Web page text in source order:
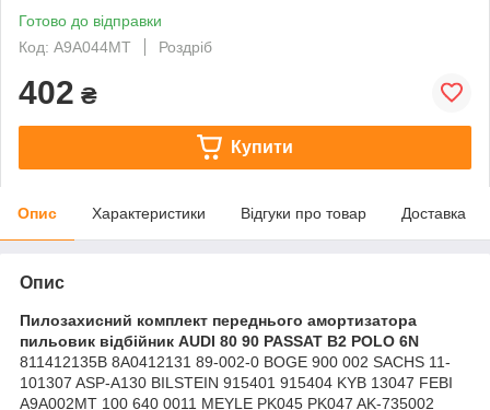
Готово до відправки
Код: A9A044MT
Роздріб
402 ₴
Купити
Опис Характеристики Відгуки про товар Доставка
Опис
Пилозахисний комплект переднього амортизатора
пильовик відбійник AUDI 80 90 PASSAT B2 POLO 6N
811412135B 8A0412131 89-002-0 BOGE 900 002 SACHS 11-
101307 ASP-A130 BILSTEIN 915401 915404 KYB 13047 FEBI
A9A002MT 100 640 0011 MEYLE PK045 PK047 AK-735002